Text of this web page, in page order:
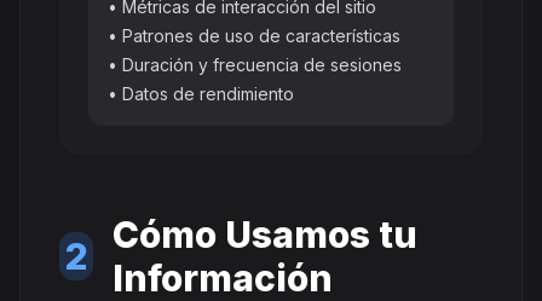
• Métricas de interacción del sitio
• Patrones de uso de características
• Duración y frecuencia de sesiones
• Datos de rendimiento
2
Cómo Usamos tu
Información